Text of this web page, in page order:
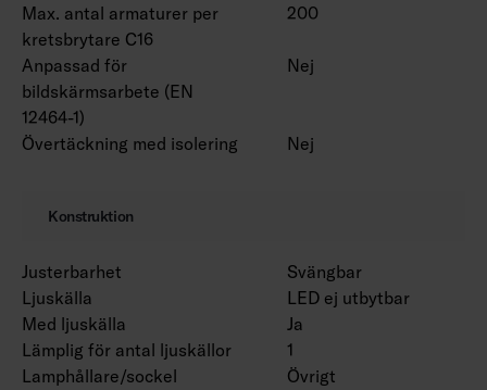
Max. antal armaturer per
kretsbrytare C16
200
Anpassad för
bildskärmsarbete (EN
12464-1)
Nej
Övertäckning med isolering Nej
Konstruktion
Justerbarhet
Svängbar
Ljuskälla
LED ej utbytbar
Med ljuskälla
Ja
Lämplig för antal ljuskällor
1
Lamphållare/sockel
Övrigt